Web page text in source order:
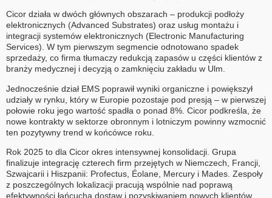
Cicor działa w dwóch głównych obszarach – produkcji podłoży
elektronicznych (Advanced Substrates) oraz usług montażu i
integracji systemów elektronicznych (Electronic Manufacturing
Services). W tym pierwszym segmencie odnotowano spadek
sprzedaży, co firma tłumaczy redukcją zapasów u części klientów z
branży medycznej i decyzją o zamknięciu zakładu w Ulm.
Jednocześnie dział EMS poprawił wyniki organiczne i powiększył
udziały w rynku, który w Europie pozostaje pod presją – w pierwszej
połowie roku jego wartość spadła o ponad 8%. Cicor podkreśla, że
nowe kontrakty w sektorze obronnym i lotniczym powinny wzmocnić
ten pozytywny trend w końcówce roku.
Rok 2025 to dla Cicor okres intensywnej konsolidacji. Grupa
finalizuje integrację czterech firm przejętych w Niemczech, Francji,
Szwajcarii i Hiszpanii: Profectus, Éolane, Mercury i Mades. Zespoły
z poszczególnych lokalizacji pracują wspólnie nad poprawą
efektywności łańcucha dostaw i pozyskiwaniem nowych klientów.